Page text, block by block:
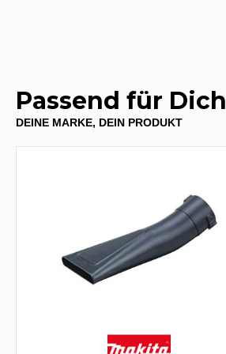
Passend für Dich
DEINE MARKE, DEIN PRODUKT